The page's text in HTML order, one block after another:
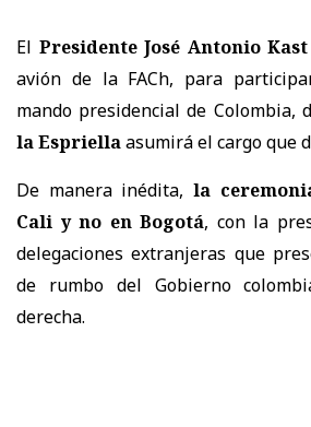
El Presidente José Antonio Kast
avión de la FACh, para
mando presidencial de Colombia,
la Espriellaasumirá el cargo que
De manera inédita,la
Cali y no en Bogotá, con la
delegaciones extranjeras que
de rumbo del Gobierno
derecha.